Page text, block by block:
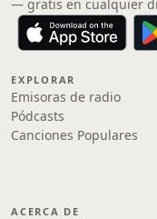
— gratis en cualquier
EXPLORAR
Emisoras de radio
Pódcasts
Canciones Populares
ACERCA DE